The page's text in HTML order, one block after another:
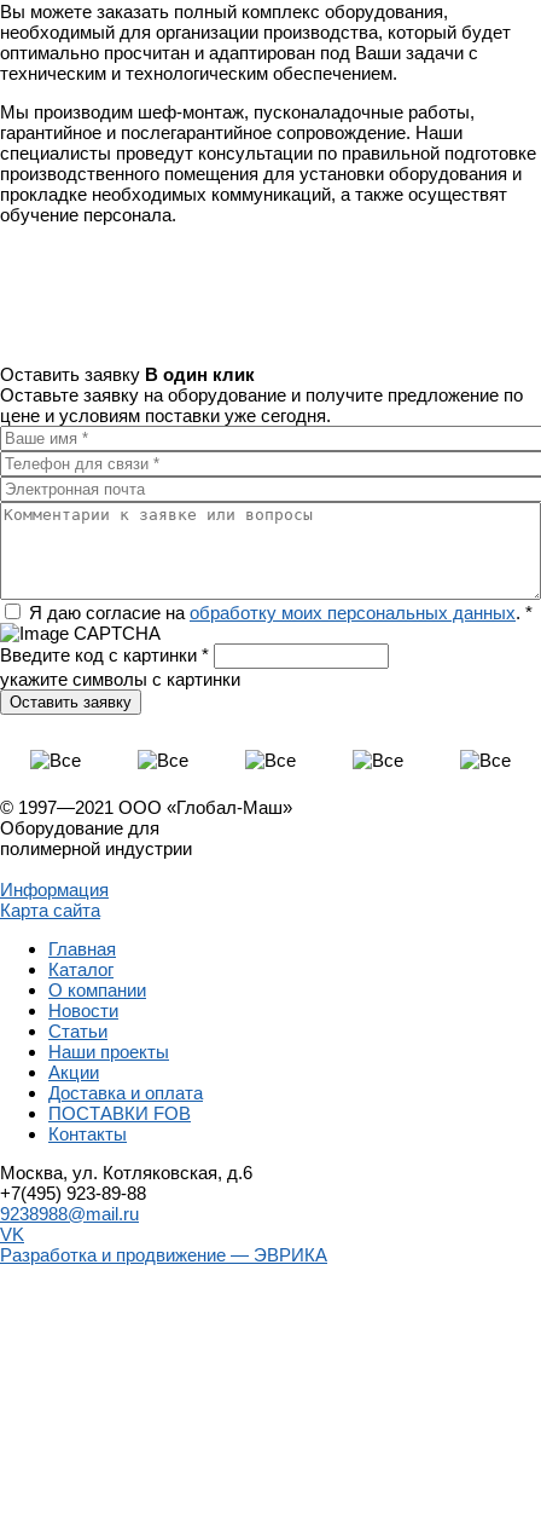
Вы можете заказать полный комплекс оборудования,
необходимый для организации производства, который будет
оптимально просчитан и адаптирован под Ваши задачи с
техническим и технологическим обеспечением.
Мы производим шеф-монтаж, пусконаладочные работы,
гарантийное и послегарантийное сопровождение. Наши
специалисты проведут консультации по правильной подготовке
производственного помещения для установки оборудования и
прокладке необходимых коммуникаций, а также осуществят
обучение персонала.
Оставить заявку В один клик
Оставьте заявку на оборудование и получите предложение по
цене и условиям поставки уже сегодня.
Ваше имя*
Телефон для связи
Электронная почта
Комментарии к заявке или вопросы
РегионЯ даю согласие на обработку моих персональных данных. *
Введите код с картинки *
укажите символы с картинки
© 1997—2021 ООО «Глобал-Маш»
Оборудование для
полимерной индустрии
Информация
Карта сайта
Главная
Каталог
О компании
Новости
Статьи
Наши проекты
Акции
Доставка и оплата
ПОСТАВКИ FOB
Контакты
Москва, ул. Котляковская, д.6
+7(495) 923-89-88
9238988@mail.ru
VK
Разработка и продвижение — ЭВРИКА